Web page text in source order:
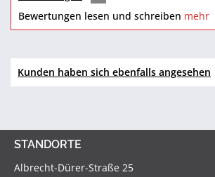
Bewertungen lesen und schreiben mehr
Kunden haben sich ebenfalls angesehen
STANDORTE
Albrecht-Dürer-Straße 25